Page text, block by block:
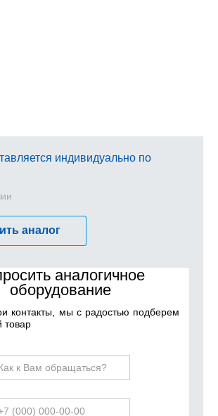
индивидуально по
аналог
аналогичное
оборудование
контакты, мы с радостью подберем
товар